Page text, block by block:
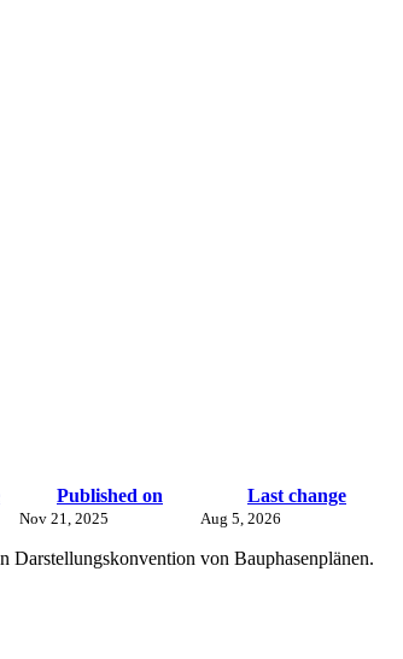
Published on
Last change
Nov 21, 2025 Aug 5, 2026
Darstellungskonvention von Bauphasenplänen.